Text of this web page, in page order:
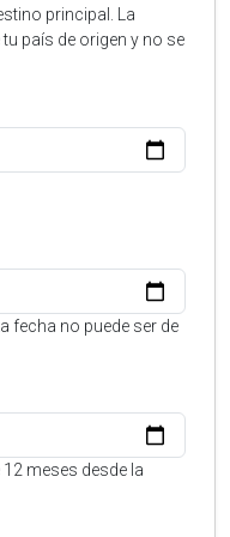
principal. La
país de origen y no se
fecha no puede ser de
meses desde la